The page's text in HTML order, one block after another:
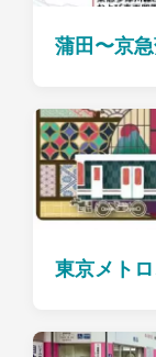
蒲田〜京
東京メト